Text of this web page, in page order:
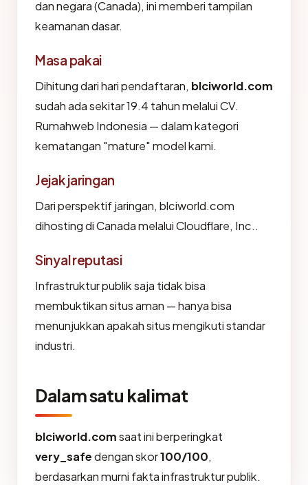
dan negara (Canada), ini memberi tampilan
keamanan dasar.
Masa pakai
Dihitung dari hari pendaftaran, blciworld.com
sudah ada sekitar 19.4 tahun melalui CV.
Rumahweb Indonesia — dalam kategori
kematangan "mature" model kami.
Jejak jaringan
Dari perspektif jaringan, blciworld.com
dihosting di Canada melalui Cloudflare, Inc..
Sinyal reputasi
Infrastruktur publik saja tidak bisa
membuktikan situs aman — hanya bisa
menunjukkan apakah situs mengikuti standar
industri.
Dalam satu kalimat
blciworld.comsaat ini berperingkat
very_safedengan skor100/100,
berdasarkan murni fakta infrastruktur publik.